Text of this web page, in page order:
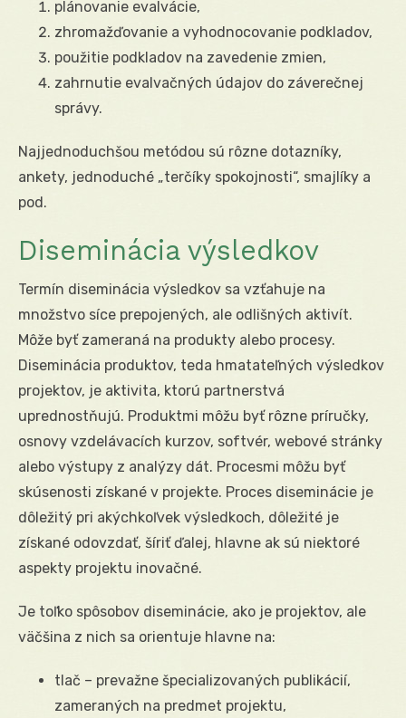
plánovanie evalvácie,
zhromažďovanie a vyhodnocovanie podkladov,
použitie podkladov na zavedenie zmien,
zahrnutie evalvačných údajov do záverečnej
správy.
Najjednoduchšou metódou sú rôzne dotazníky,
ankety, jednoduché „terčíky spokojnosti“, smajlíky a
pod.
Diseminácia výsledkov
Termín diseminácia výsledkov sa vzťahuje na
množstvo síce prepojených, ale odlišných aktivít.
Môže byť zameraná na produkty alebo procesy.
Diseminácia produktov, teda hmatateľných výsledkov
projektov, je aktivita, ktorú partnerstvá
uprednostňujú. Produktmi môžu byť rôzne príručky,
osnovy vzdelávacích kurzov, softvér, webové stránky
alebo výstupy z analýzy dát. Procesmi môžu byť
skúsenosti získané v projekte. Proces diseminácie je
dôležitý pri akýchkoľvek výsledkoch, dôležité je
získané odovzdať, šíriť ďalej, hlavne ak sú niektoré
aspekty projektu inovačné.
Je toľko spôsobov diseminácie, ako je projektov, ale
väčšina z nich sa orientuje hlavne na:
tlač – prevažne špecializovaných publikácií,
zameraných na predmet projektu,